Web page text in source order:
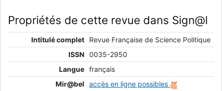
Propriétés de cette revue dans Sign@l
Intitulé complet
Revue Française de Science Politique
ISSN 0035-2950
Langue français
Mir@bel
accès en ligne possibles